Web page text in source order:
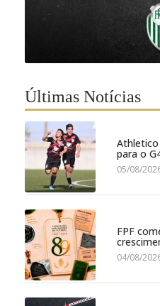
Últimas Notícias
para o
05/08/
FPF
04/08/